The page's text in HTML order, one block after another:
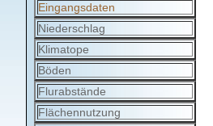
Eingangsdaten
Niederschlag
Klimatope
Böden
Flurabstände
Flächennutzung